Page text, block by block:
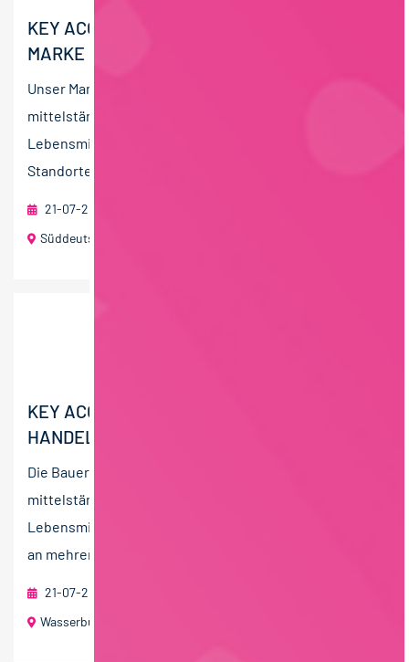
KEY ACCOUNT MANAGER:IN (M/W/D) -
MARKE
Unser Mandant ist eine erfolgreiche und wachsende
mittelständische Unternehmensgruppe der
Lebensmittelindustrie in Privatbesitz. An mehreren
Standorten in Deutschland...
21-07-2026
Süddeutschland
KEY ACCOUNT MANAGER:IN (M/W/D)
HANDELSMARKE
Die Bauer Gruppe ist eine erfolgreiche
mittelständische Unternehmensgruppe der
Lebensmittelindustrie in Privatbesitz. Die Gruppe stellt
an mehreren Standorten in...
21-07-2026
Wasserburg (Bayern) oder Elsdorf (Niedersachsen)